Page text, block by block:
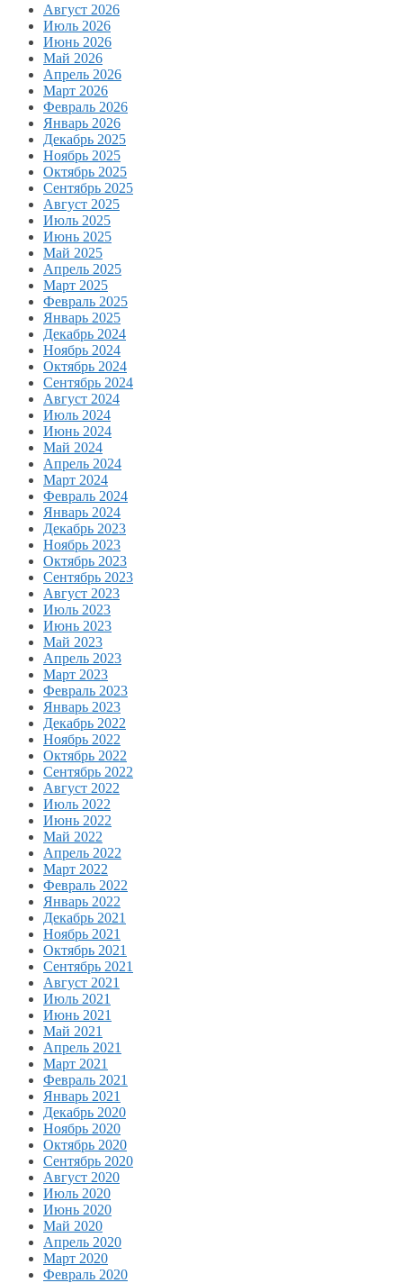
Август 2026
Июль 2026
Июнь 2026
Май 2026
Апрель 2026
Март 2026
Февраль 2026
Январь 2026
Декабрь 2025
Ноябрь 2025
Октябрь 2025
Сентябрь 2025
Август 2025
Июль 2025
Июнь 2025
Май 2025
Апрель 2025
Март 2025
Февраль 2025
Январь 2025
Декабрь 2024
Ноябрь 2024
Октябрь 2024
Сентябрь 2024
Август 2024
Июль 2024
Июнь 2024
Май 2024
Апрель 2024
Март 2024
Февраль 2024
Январь 2024
Декабрь 2023
Ноябрь 2023
Октябрь 2023
Сентябрь 2023
Август 2023
Июль 2023
Июнь 2023
Май 2023
Апрель 2023
Март 2023
Февраль 2023
Январь 2023
Декабрь 2022
Ноябрь 2022
Октябрь 2022
Сентябрь 2022
Август 2022
Июль 2022
Июнь 2022
Май 2022
Апрель 2022
Март 2022
Февраль 2022
Январь 2022
Декабрь 2021
Ноябрь 2021
Октябрь 2021
Сентябрь 2021
Август 2021
Июль 2021
Июнь 2021
Май 2021
Апрель 2021
Март 2021
Февраль 2021
Январь 2021
Декабрь 2020
Ноябрь 2020
Октябрь 2020
Сентябрь 2020
Август 2020
Июль 2020
Июнь 2020
Май 2020
Апрель 2020
Март 2020
Февраль 2020